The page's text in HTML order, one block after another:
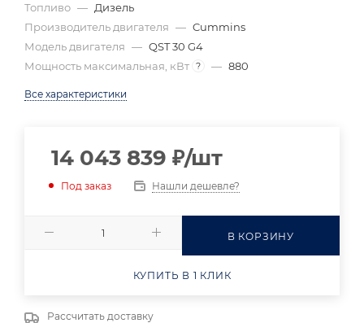
Топливо — Дизель
Производитель двигателя — Cummins
Модель двигателя — QST 30 G4
Мощность максимальная, кВт ? — 880
Все характеристики
14 043 839 ₽/шт
Под заказ Нашли дешевле?
В КОРЗИНУ
КУПИТЬ В 1 КЛИК
Рассчитать доставку